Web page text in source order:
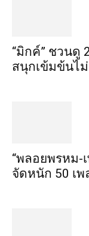
“มิกค์” ชวนดู
สนุกเข้มข้นไ
“พลอยพรหม-
จัดหนัก 50 เพ